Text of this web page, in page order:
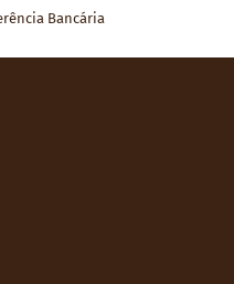
Bancária